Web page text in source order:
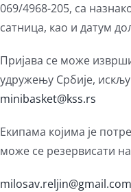
069/4968-205, са
сатница, као и датум
Пријава се може
удружењу Србије,
minibasket@kss.rs
Екипама којима је
може се резервисати на
milosav.reljin@gmail.com